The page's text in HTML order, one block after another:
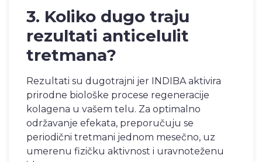
3. Koliko dugo traju
rezultati anticelulit
tretmana?
Rezultati su dugotrajni jer INDIBA aktivira
prirodne biološke procese regeneracije
kolagena u vašem telu. Za optimalno
održavanje efekata, preporučuju se
periodični tretmani jednom mesečno, uz
umerenu fizičku aktivnost i uravnoteženu